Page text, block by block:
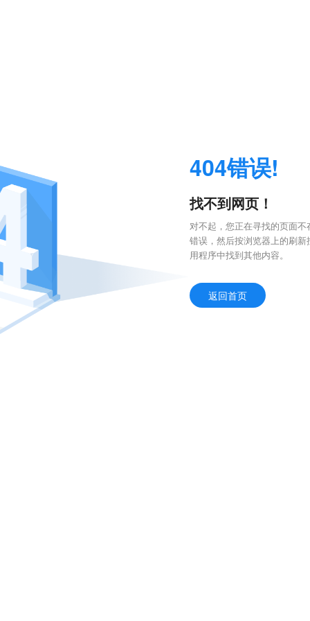
404错误!
找不到网页！
对不起，您正在寻找的页面
错误，然后按浏览器上的刷
用程序中找到其他内容。
返回首页